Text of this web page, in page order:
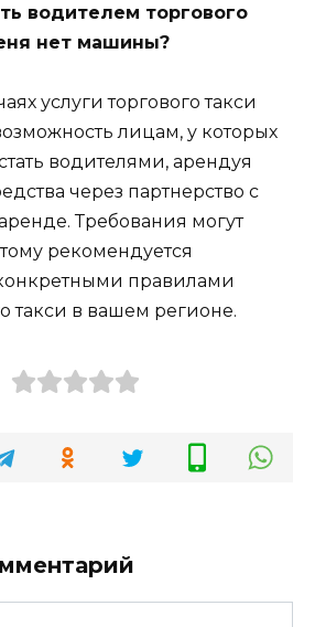
водителем торгового
нет машины?
услуги торгового такси
лицам, у которых
водителями, арендуя
через партнерство с
Требования могут
рекомендуется
правилами
такси в вашем регионе.